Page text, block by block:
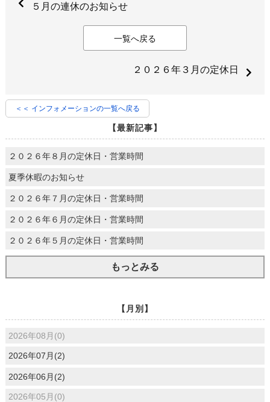
５月の連休のお知らせ
一覧へ戻る
２０２６年３月の定休日
＜＜ インフォメーションの一覧へ戻る
【最新記事】
２０２６年８月の定休日・営業時間
夏季休暇のお知らせ
２０２６年７月の定休日・営業時間
２０２６年６月の定休日・営業時間
２０２６年５月の定休日・営業時間
もっとみる
【月別】
2026年08月(0)
2026年07月(2)
2026年06月(2)
2026年05月(0)